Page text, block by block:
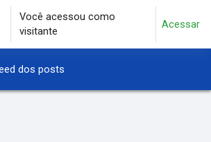
de pesquisa
Você acessou como
visitante
Acessar
dos posts